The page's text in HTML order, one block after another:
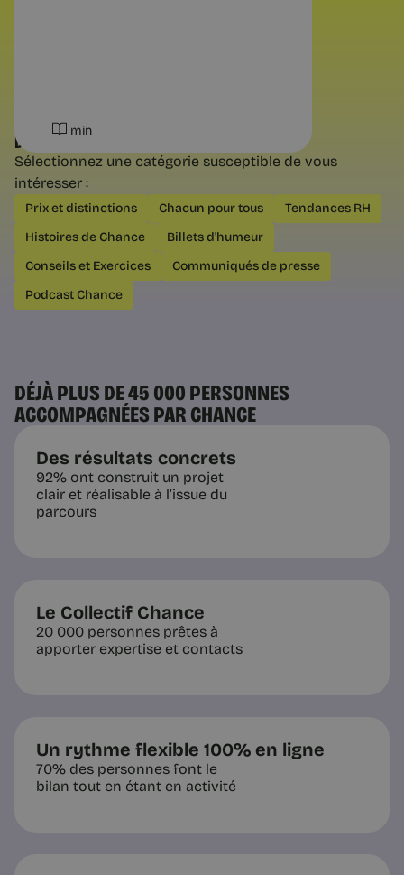
Questions pratiques
Reconversion : les 3 types de
changement possibles
Changer de métier, d'environnement
ou d'équilibre : trois mouvements très
différents. Comment savoir lequel est
vraiment le vôtre avant de vous
4 min
Questions pratiques
Bilan de compétences :
min
DÉCOUVREZ NOS AUTRES CATÉGORIES
Sélectionnez une catégorie susceptible de vous
intéresser :
Prix et distinctions Chacun pour tous
Tendances RH
Histoires de Chance
Billets d'humeur
Conseils et Exercices
Communiqués de presse
Podcast Chance
DÉJÀ PLUS DE 45 000 PERSONNES
ACCOMPAGNÉES PAR CHANCE
Des résultats concrets
92% ont construit un projet
clair et réalisable à l’issue du
parcours
Le Collectif Chance
20 000 personnes prêtes à
apporter expertise et contacts
Un rythme flexible 100% en ligne
70% des personnes font le
bilan tout en étant en activité